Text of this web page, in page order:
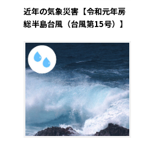
近年の気象災害【令和元年房
総半島台風（台風第15号）】